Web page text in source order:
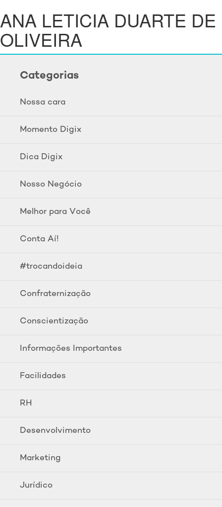
ANA LETICIA DUARTE DE
OLIVEIRA
Categorias
Nossa cara
Momento Digix
Dica Digix
Nosso Negócio
Melhor para Você
Conta Aí!
#trocandoideia
Confraternização
Conscientização
Informações Importantes
Facilidades
RH
Desenvolvimento
Marketing
Jurídico